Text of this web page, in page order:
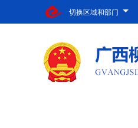
切换区域和部门